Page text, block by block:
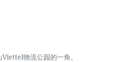
Viettel物流公园的一角。